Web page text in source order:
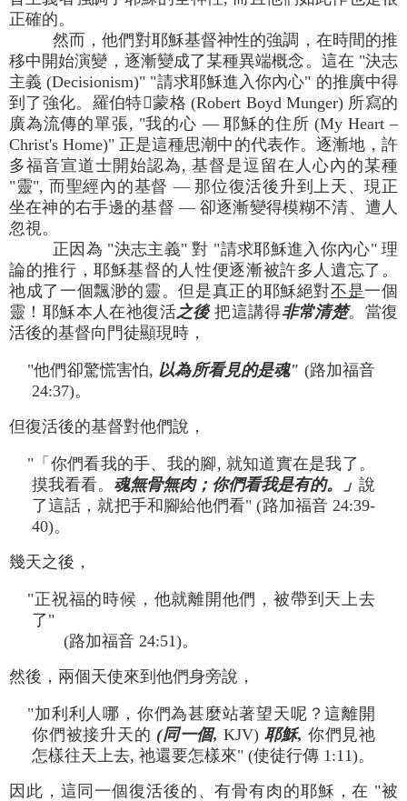
正確的。
然而，他們對耶穌基督神性的強調，在時間的推
移中開始演變，逐漸變成了某種異端概念。這在 "決志
主義 (Decisionism)" "請求耶穌進入你內心" 的推廣中得
到了強化。羅伯特蒙格 (Robert Boyd Munger) 所寫的
廣為流傳的單張, "我的心 — 耶穌的住所 (My Heart –
Christ's Home)" 正是這種思潮中的代表作。逐漸地，許
多福音宣道士開始認為, 基督是逗留在人心內的某種
"靈", 而聖經內的基督 — 那位復活後升到上天、現正
坐在神的右手邊的基督 — 卻逐漸變得模糊不清、遭人
忽視。
正因為 "決志主義" 對 "請求耶穌進入你內心" 理
論的推行，耶穌基督的人性便逐漸被許多人遺忘了。
祂成了一個飄渺的靈。但是真正的耶穌絕對不是一個
靈！耶穌本人在祂復活之後把這講得非常清楚。當復
活後的基督向門徒顯現時，
"他們卻驚慌害怕, 以為所看見的是魂" (路加福音
24:37)。
但復活後的基督對他們說，
"「你們看我的手、我的腳, 就知道實在是我了。
摸我看看。 魂無骨無肉；你們看我是有的。」 說
了這話，就把手和腳給他們看" (路加福音 24:39-
40)。
幾天之後，
"正祝福的時候，他就離開他們，被帶到天上去
了"
(路加福音 24:51)。
然後，兩個天使來到他們身旁說，
"加利利人哪，你們為甚麼站著望天呢？這離開
你們被接升天的 (同一個, KJV) 耶穌, 你們見祂
怎樣往天上去, 祂還要怎樣來" (使徒行傳 1:11)。
因此，這同一個復活後的、有骨有肉的耶穌，在 "被